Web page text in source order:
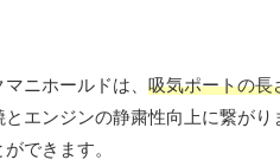
ニホールドは、 吸気ポートの長
エンジンの静粛性向上に繋がり
できます。